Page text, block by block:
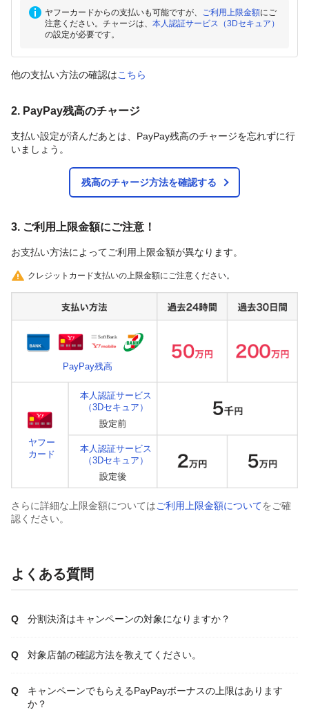
ヤフーカードからの支払いも可能ですが、 ご利用上限金額にご
注意ください。チャージは、 本人認証サービス（3Dセキュア）
の設定が必要です。
他の支払い方法の確認はこちら
2. PayPay残高のチャージ
支払い設定が済んだあとは、PayPay残高のチャージを忘れずに行
いましょう。
残高のチャージ方法を確認する
3. ご利用上限金額にご注意！
お支払い方法によってご利用上限金額が異なります。
クレジットカード支払いの上限金額にご注意ください。
PayPay残高
ヤフー
カード
本人認証サービス
（3Dセキュア）
本人認証サービス
（3Dセキュア）
さらに詳細な上限金額についてはご利用上限金額についてをご確
認ください。
よくある質問
分割決済はキャンペーンの対象になりますか？
対象店舗の確認方法を教えてください。
キャンペーンでもらえるPayPayボーナスの上限はあります
か？